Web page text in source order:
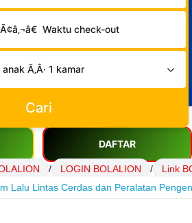
Ã¢â‚¬â€ Waktu check-out
Ã‚Â· 1 kamar
Cari
DAFTAR
/ LOGIN BOLALION /
Link
Lalu Lintas Cerdas dan Peralatan